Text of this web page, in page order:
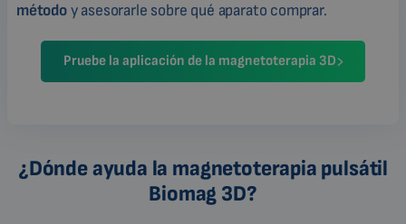
métodoy asesorarle sobre qué aparato comprar.
Pruebe la aplicación de la magnetoterapia 3D
¿Dónde ayuda la magnetoterapia pulsátil
Biomag 3D?